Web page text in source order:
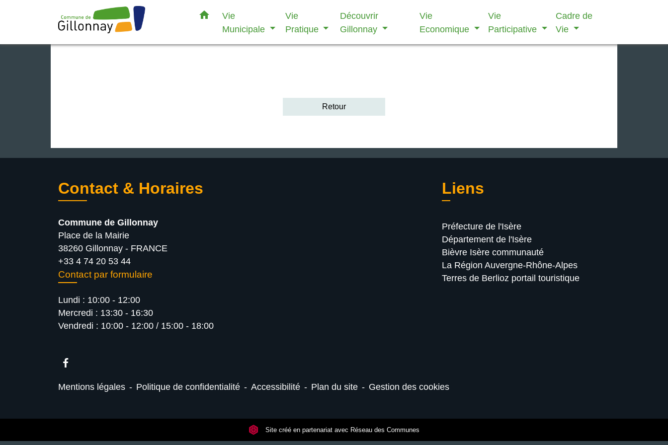
home
Vie
Municipale
Vie
Pratique
Découvrir
Gillonnay
Vie
Economique
Vie
Participative
Cadre de
Vie
Retour
Contact & Horaires
Commune de Gillonnay
Place de la Mairie
38260 Gillonnay - FRANCE
+33 4 74 20 53 44
Contact par formulaire
Lundi : 10:00 - 12:00
Mercredi : 13:30 - 16:30
Vendredi : 10:00 - 12:00 / 15:00 - 18:00
Liens
Préfecture de l'Isère
Département de l'Isère
Bièvre Isère communauté
La Région Auvergne-Rhône-Alpes
Terres de Berlioz portail touristique
Mentions légales - Politique de confidentialité - Accessibilité - Plan du site - Gestion des cookies
Site créé en partenariat avec Réseau des Communes